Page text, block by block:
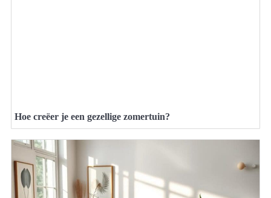
Hoe creëer je een gezellige zomertuin?